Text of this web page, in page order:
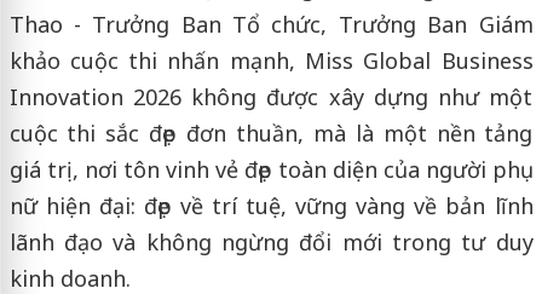
Thao - Trưởng Ban Tổ chức, Trưởng Ban Giám
khảo cuộc thi nhấn mạnh, Miss Global Business
Innovation 2026 không được xây dựng như một
cuộc thi sắc đẹp đơn thuần, mà là một nền tảng
giá trị, nơi tôn vinh vẻ đẹp toàn diện của người phụ
nữ hiện đại: đẹp về trí tuệ, vững vàng về bản lĩnh
lãnh đạo và không ngừng đổi mới trong tư duy
kinh doanh.